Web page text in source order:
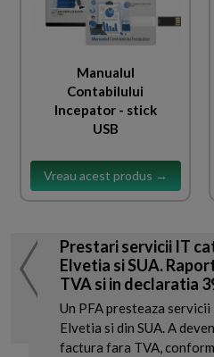
Manualul
Contabilului
Incepator - stick
USB
Vreau acest produs →
Prestari servicii IT
Elvetia si SUA.
TVA si in declaratia
Un PFA presteaza
Elvetia si din SUA. A
factura fara TVA,